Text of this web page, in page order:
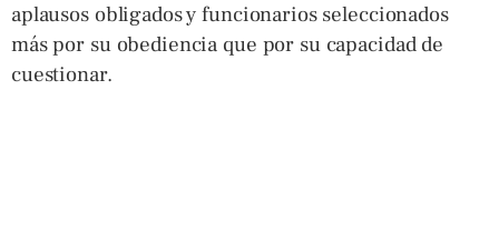
aplausos obligados y funcionarios seleccionados
más por su obediencia que por su capacidad de
cuestionar.